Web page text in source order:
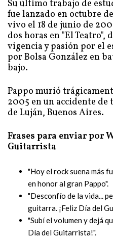
Su último trabajo de
fue lanzado en octubre
vivo el 18 de junio de
dos horas en "El Teatro",
vigencia y pasión por el
por Bolsa González en
bajo.
Pappo murió
2005 en un accidente de
de Luján, Buenos Aires.
Frases para enviar por
Guitarrista
"Hoy el rock suena más
en honor al gran Pappo".
"Desconfío de la vida...
guitarra. ¡Feliz Día del
"Subí el volumen y dejá
Día del Guitarrista!".